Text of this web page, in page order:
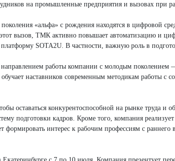
на промышленные предприятия и вызовах
«альфа» с рождения находятся в цифровой
вызов, ТМК активно повышает автоматизацию и
SOTA2U. В частности, важную роль в
работы компании с молодым
наставников современным методикам работы с
оставаться конкурентоспособной на рынке труда и
подготовки кадров. Кроме того, компания
интерес к рабочим профессиям с